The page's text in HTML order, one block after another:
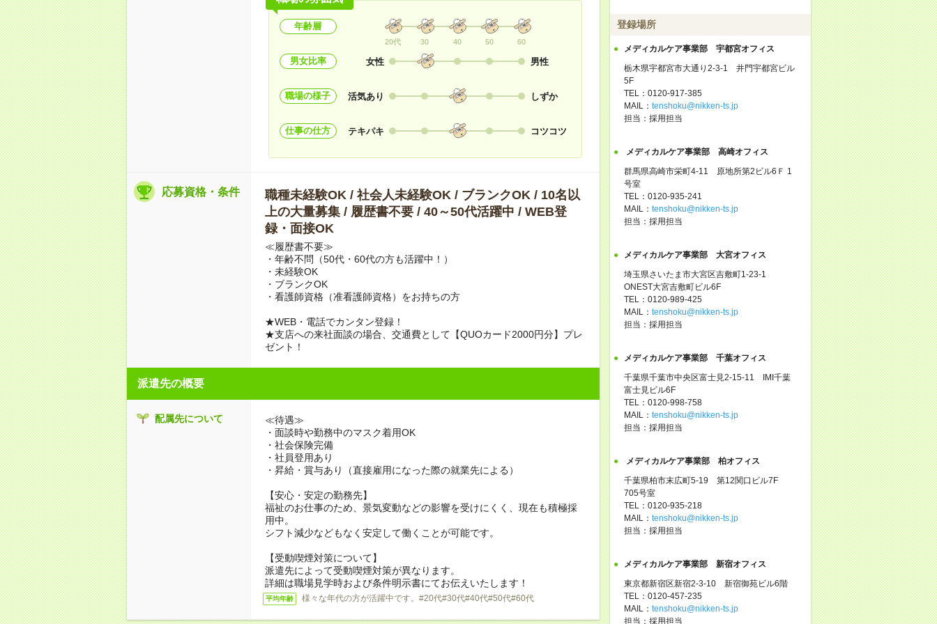
年齢層
20代 30 40 50 60
男女比率 女性 男性
職場の様子 活気あり しずか
仕事の仕方 テキパキ コツコツ
応募資格・条件
職種未経験OK / 社会人未経験OK / ブランクOK / 10名以
上の大量募集 / 履歴書不要 / 40～50代活躍中 / WEB登
録・面接OK
≪履歴書不要≫
・年齢不問（50代・60代の方も活躍中！）
・未経験OK
・ブランクOK
・看護師資格（准看護師資格）をお持ちの方
★WEB・電話でカンタン登録！
★支店への来社面談の場合、交通費として【QUOカード2000円分】プレ
ゼント！
派遣先の概要
配属先について
≪待遇≫
・面談時や勤務中のマスク着用OK
・社会保険完備
・社員登用あり
・昇給・賞与あり（直接雇用になった際の就業先による）
【安心・安定の勤務先】
福祉のお仕事のため、景気変動などの影響を受けにくく、現在も積極採
用中。
シフト減少などもなく安定して働くことが可能です。
【受動喫煙対策について】
派遣先によって受動喫煙対策が異なります。
詳細は職場見学時および条件明示書にてお伝えいたします！
平均年齢 様々な年代の方が活躍中です。#20代#30代#40代#50代#60代
登録場所
メディカルケア事業部 宇都宮オフィス
栃木県宇都宮市大通り2-3-1 井門宇都宮ビル
5F
TEL：0120-917-385
MAIL： tenshoku@nikken-ts.jp
担当：採用担当
メディカルケア事業部 高崎オフィス
群馬県高崎市栄町4-11 原地所第2ビル6Ｆ 1
号室
TEL：0120-935-241
MAIL： tenshoku@nikken-ts.jp
担当：採用担当
メディカルケア事業部 大宮オフィス
埼玉県さいたま市大宮区吉敷町1-23-1
ONEST大宮吉敷町ビル6F
TEL：0120-989-425
MAIL： tenshoku@nikken-ts.jp
担当：採用担当
メディカルケア事業部 千葉オフィス
千葉県千葉市中央区富士見2-15-11 IMI千葉
富士見ビル6F
TEL：0120-998-758
MAIL： tenshoku@nikken-ts.jp
担当：採用担当
メディカルケア事業部 柏オフィス
千葉県柏市末広町5-19 第12関口ビル7F
705号室
TEL：0120-935-218
MAIL： tenshoku@nikken-ts.jp
担当：採用担当
メディカルケア事業部 新宿オフィス
東京都新宿区新宿2-3-10 新宿御苑ビル6階
TEL：0120-457-235
MAIL： tenshoku@nikken-ts.jp
担当：採用担当